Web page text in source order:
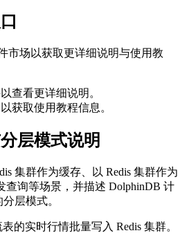
市场以获取更详细说明与使用教
查看更详细说明。
获取使用教程信息。
层模式说明
集群作为缓存、以 Redis 集群作为
查询等场景，并描述 DolphinDB 计
层模式。
的实时行情批量写入 Redis 集群。